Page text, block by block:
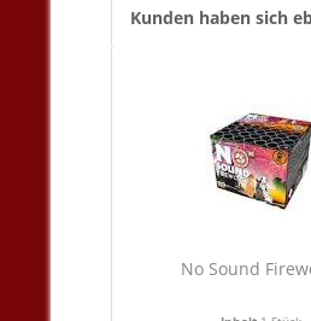
Kunden haben sich
No Sound